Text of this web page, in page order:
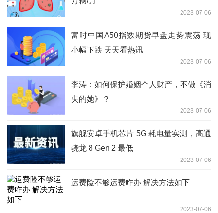
2023-07-06
富时中国A50指数期货早盘走势震荡 现
小幅下跌 天天看热讯
2023-07-06
李涛：如何保护婚姻个人财产，不做《消
失的她》？
2023-07-06
旗舰安卓手机芯片 5G 耗电量实测，高通
骁龙 8 Gen 2 最低
2023-07-06
运费险不够运费咋办 解决方法如下
2023-07-06